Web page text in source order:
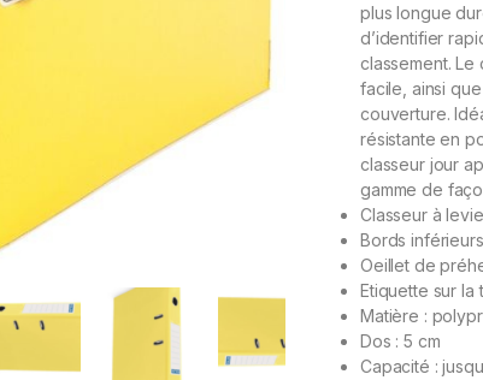
plus longue
d’identifier
classement.
facile, ainsi
couverture.
résistante en
classeur jour
gamme de
Classeur à
Bords
Oeillet de
Etiquette sur la
Matière :
Dos : 5 cm
Capacité :